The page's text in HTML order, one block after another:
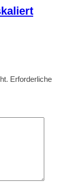
Erforderliche